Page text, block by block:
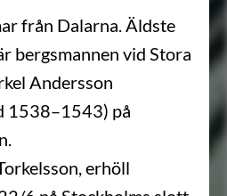
från Dalarna. Äldste
bergsmannen vid Stora
Andersson
1538–1543) på
erhöll